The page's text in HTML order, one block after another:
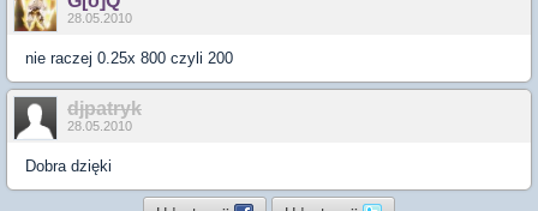
28.05.2010
nie raczej 0.25x 800 czyli 200
djpatryk
28.05.2010
Dobra dzięki